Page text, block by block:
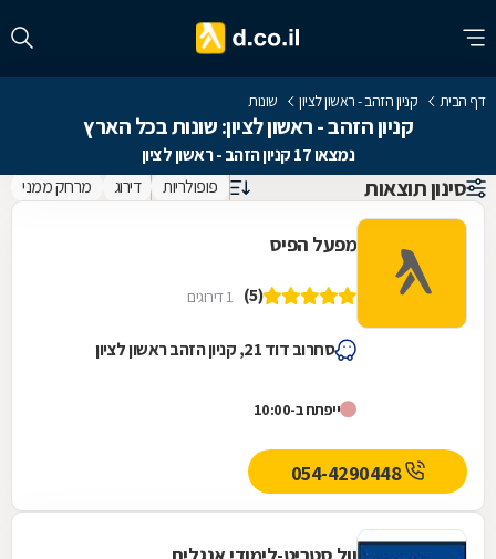
דף הבית קניון הזהב - ראשון לציון שונות
קניון הזהב - ראשון לציון: שונות בכל הארץ
נמצאו 17 קניון הזהב - ראשון לציון
סינון תוצאות פופולריות דירוג מרחק ממני
מפעל הפיס
(5) 1 דירוגים
סחרוב דוד 21, קניון הזהב ראשון לציון
ייפתח ב-10:00
054-4290448